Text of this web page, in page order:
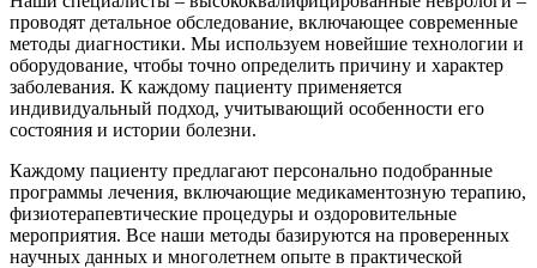
проводят детальное обследование, включающее современные
методы диагностики. Мы используем новейшие технологии и
оборудование, чтобы точно определить причину и характер
заболевания. К каждому пациенту применяется
индивидуальный подход, учитывающий особенности его
состояния и истории болезни.
Каждому пациенту предлагают персонально подобранные
программы лечения, включающие медикаментозную терапию,
физиотерапевтические процедуры и оздоровительные
мероприятия. Все наши методы базируются на проверенных
научных данных и многолетнем опыте в практической